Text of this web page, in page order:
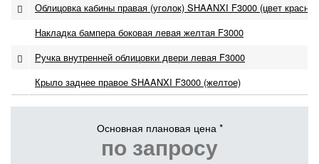
Облицовка кабины правая (уголок) SHAANXI F3000 (цвет
Накладка бампера боковая левая желтая F3000
Ручка внутренней облицовки двери левая F3000
Крыло заднее правое SHAANXI F3000 (желтое)
Основная плановая цена *
по запросу